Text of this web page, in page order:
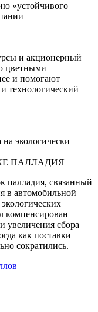
«устойчивого
и акционерный
цветными
и помогают
технологический
экологически
ПАЛЛАДИЯ
палладия, связанный
в автомобильной
компенсирован
увеличения сбора
как поставки
сократились.